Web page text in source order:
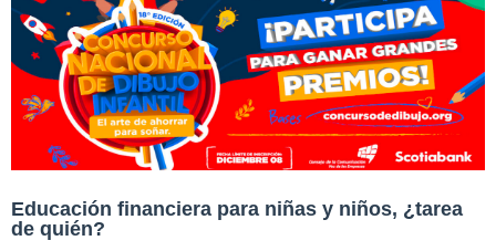
Educación financiera para niñas y niños, ¿tarea
de quién?